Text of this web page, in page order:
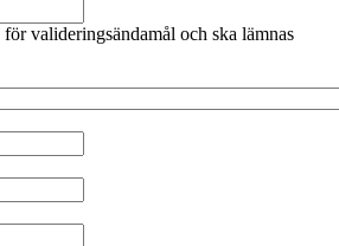
valideringsändamål och ska lämnas